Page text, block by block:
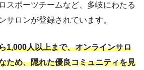
スポーツチームなど、多岐にわたる
サロンが登録されています。
1,000人以上まで、オンラインサロ
ため、隠れた優良コミュニティを見